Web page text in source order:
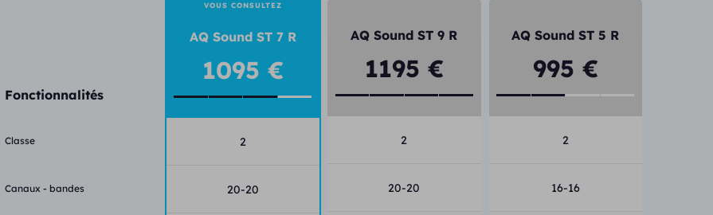
Fonctionnalités
Classe
Canaux - bandes
VOUS CONSULTEZ
AQ Sound ST 7 R
1095 €
2
20-20
AQ Sound ST 9 R
1195 €
2
20-20
AQ Sound ST 5 R
995 €
2
16-16